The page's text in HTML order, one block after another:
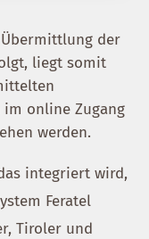
der
liegt somit
online Zugang
werden.
integriert wird,
Feratel
Tiroler und